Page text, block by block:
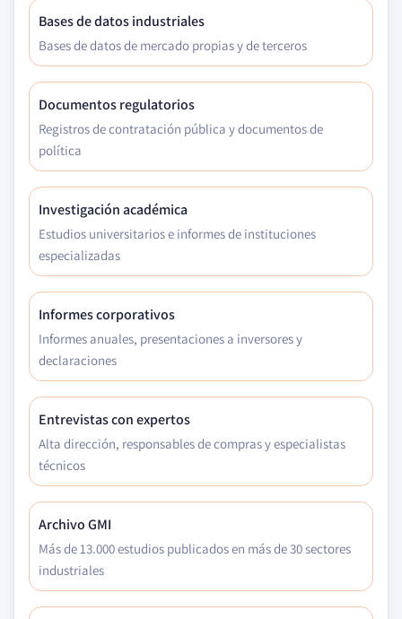
Bases de datos industriales
Bases de datos de mercado propias y de terceros
Documentos regulatorios
Registros de contratación pública y documentos de
política
Investigación académica
Estudios universitarios e informes de instituciones
especializadas
Informes corporativos
Informes anuales, presentaciones a inversores y
declaraciones
Entrevistas con expertos
Alta dirección, responsables de compras y especialistas
técnicos
Archivo GMI
Más de 13.000 estudios publicados en más de 30 sectores
industriales